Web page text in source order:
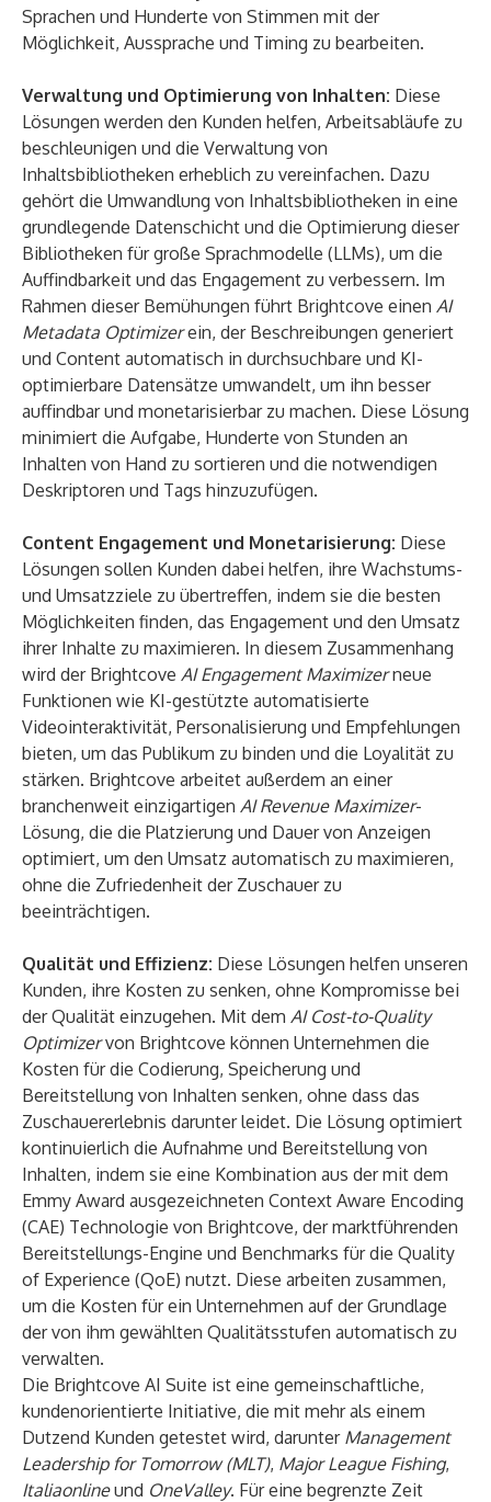
Sprachen und Hunderte von Stimmen mit der
Möglichkeit, Aussprache und Timing zu bearbeiten.
Verwaltung und Optimierung von Inhalten: Diese
Lösungen werden den Kunden helfen, Arbeitsabläufe zu
beschleunigen und die Verwaltung von
Inhaltsbibliotheken erheblich zu vereinfachen. Dazu
gehört die Umwandlung von Inhaltsbibliotheken in eine
grundlegende Datenschicht und die Optimierung dieser
Bibliotheken für große Sprachmodelle (LLMs), um die
Auffindbarkeit und das Engagement zu verbessern. Im
Rahmen dieser Bemühungen führt Brightcove einen AI
Metadata Optimizerein, der Beschreibungen generiert
und Content automatisch in durchsuchbare und KI-
optimierbare Datensätze umwandelt, um ihn besser
auffindbar und monetarisierbar zu machen. Diese Lösung
minimiert die Aufgabe, Hunderte von Stunden an
Inhalten von Hand zu sortieren und die notwendigen
Deskriptoren und Tags hinzuzufügen.
Content Engagement und Monetarisierung: Diese
Lösungen sollen Kunden dabei helfen, ihre Wachstums-
und Umsatzziele zu übertreffen, indem sie die besten
Möglichkeiten finden, das Engagement und den Umsatz
ihrer Inhalte zu maximieren. In diesem Zusammenhang
wird der Brightcove AI Engagement Maximizerneue
Funktionen wie KI-gestützte automatisierte
Videointeraktivität, Personalisierung und Empfehlungen
bieten, um das Publikum zu binden und die Loyalität zu
stärken. Brightcove arbeitet außerdem an einer
branchenweit einzigartigen AI Revenue Maximizer-
Lösung, die die Platzierung und Dauer von Anzeigen
optimiert, um den Umsatz automatisch zu maximieren,
ohne die Zufriedenheit der Zuschauer zu
beeinträchtigen.
Qualität und Effizienz: Diese Lösungen helfen unseren
Kunden, ihre Kosten zu senken, ohne Kompromisse bei
der Qualität einzugehen. Mit dem AI Cost-to-Quality
Optimizervon Brightcove können Unternehmen die
Kosten für die Codierung, Speicherung und
Bereitstellung von Inhalten senken, ohne dass das
Zuschauererlebnis darunter leidet. Die Lösung optimiert
kontinuierlich die Aufnahme und Bereitstellung von
Inhalten, indem sie eine Kombination aus der mit dem
Emmy Award ausgezeichneten Context Aware Encoding
(CAE) Technologie von Brightcove, der marktführenden
Bereitstellungs-Engine und Benchmarks für die Quality
of Experience (QoE) nutzt. Diese arbeiten zusammen,
um die Kosten für ein Unternehmen auf der Grundlage
der von ihm gewählten Qualitätsstufen automatisch zu
verwalten.
Die Brightcove AI Suite ist eine gemeinschaftliche,
kundenorientierte Initiative, die mit mehr als einem
Dutzend Kunden getestet wird, darunter Management
Leadership for Tomorrow (MLT), Major League Fishing,
Italiaonlineund OneValley. Für eine begrenzte Zeit